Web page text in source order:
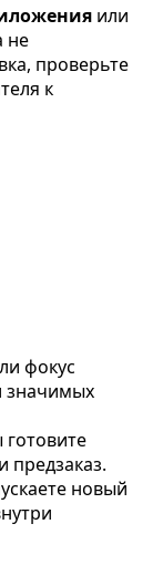
или
не
проверьте
к
фокус
значимых
готовите
предзаказ.
новый